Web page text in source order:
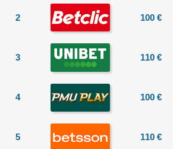
2 100 €
3 110 €
4 100 €
5 110 €